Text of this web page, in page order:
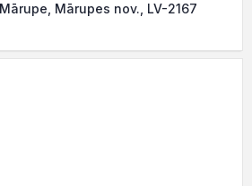
Mārupes nov., LV-2167